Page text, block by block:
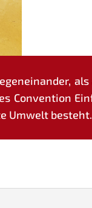
Con­ven­ti­on
Umwelt